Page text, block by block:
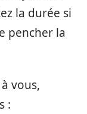
la durée si
pencher la
vous,
: